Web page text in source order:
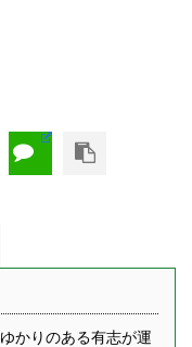
かりのある有志が運